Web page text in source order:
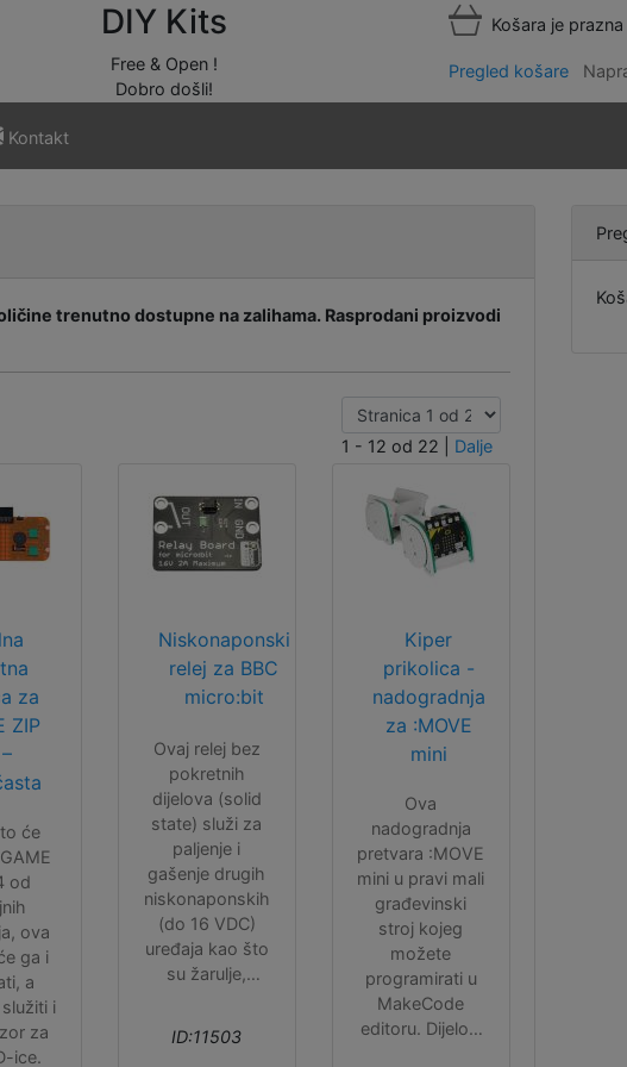
DIY Kits
Free & Open !
Dobro došli!
Košara je prazna
Pregled košare
Kontakt
trenutno dostupne na zalihama. Rasprodani proizvodi
1 - 12 od 22 Dalje
za
ZIP
će
od
ova
ga i
a
i
za
ice.
Niskonaponski
relej za BBC
micro:bit
Ovaj relej bez
pokretnih
dijelova (solid
state) služi za
paljenje i
gašenje drugih
niskonaponskih
(do 16 VDC)
uređaja kao što
su žarulje,
ID:11503
Kiper
prikolica -
nadogradnja
za :MOVE
mini
Ova
nadogradnja
pretvara :MOVE
mini u pravi mali
građevinski
stroj kojeg
možete
programirati u
MakeCode
editoru. Dijelovi